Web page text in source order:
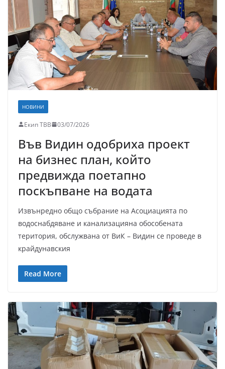
НОВИНИ
Екип ТВВ 03/07/2026
Във Видин одобриха проект
на бизнес план, който
предвижда поетапно
поскъпване на водата
Извънредно общо събрание на Асоциацията по
водоснабдяване и канализацияна обособената
територия, обслужвана от ВиК – Видин се проведе в
крайдунавския
Read More